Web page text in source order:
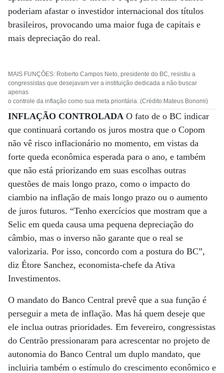
poderiam afastar o investidor internacional dos títulos
brasileiros, provocando uma maior fuga de capitais e
mais depreciação do real.
MAIS FUNÇÕES: Roberto Campos Neto, presidente do BC, resistiu a
congressistas que desejavam ver a instituição dedicada a não buscar
apenas
o controle da inflação como sua meta prioritária. (Crédito:Mateus Bonomi)
INFLAÇÃO CONTROLADA O fato de o BC indicar
que continuará cortando os juros mostra que o Copom
não vê risco inflacionário no momento, em vistas da
forte queda econômica esperada para o ano, e também
que não está priorizando em suas escolhas outras
questões de mais longo prazo, como o impacto do
ciambio na inflação de mais longo prazo ou o aumento
de juros futuros. “Tenho exercícios que mostram que a
Selic em queda causa uma pequena depreciação do
câmbio, mas o inverso não garante que o real se
valorizaria. Por isso, concordo com a postura do BC”,
diz Étore Sanchez, economista-chefe da Ativa
Investimentos.
O mandato do Banco Central prevê que a sua função é
perseguir a meta de inflação. Mas há quem deseje que
ele inclua outras prioridades. Em fevereiro, congressistas
do Centrão pressionaram para acrescentar no projeto de
autonomia do Banco Central um duplo mandato, que
incluiria também o estímulo do crescimento econômico e